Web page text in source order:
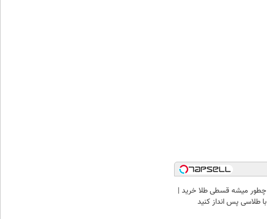
چطور میشه قسطی طلا خرید |
با طلاسی پس انداز کنید